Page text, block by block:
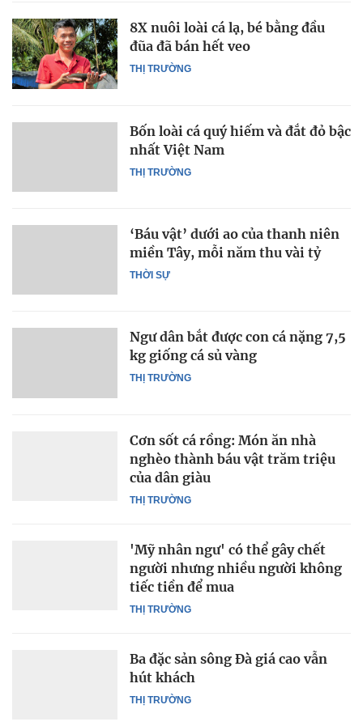
THỊ TRƯỜNG
8X nuôi loài cá lạ, bé bằng đầu
đũa đã bán hết veo
THỊ TRƯỜNG
Bốn loài cá quý hiếm và đắt đỏ bậc
nhất Việt Nam
THỜI SỰ
‘Báu vật’ dưới ao của thanh niên
miền Tây, mỗi năm thu vài tỷ
THỊ TRƯỜNG
Ngư dân bắt được con cá nặng 7,5
kg giống cá sủ vàng
THỊ TRƯỜNG
Cơn sốt cá rồng: Món ăn nhà
nghèo thành báu vật trăm triệu
của dân giàu
THỊ TRƯỜNG
'Mỹ nhân ngư' có thể gây chết
người nhưng nhiều người không
tiếc tiền để mua
THỊ TRƯỜNG
Ba đặc sản sông Đà giá cao vẫn
hút khách